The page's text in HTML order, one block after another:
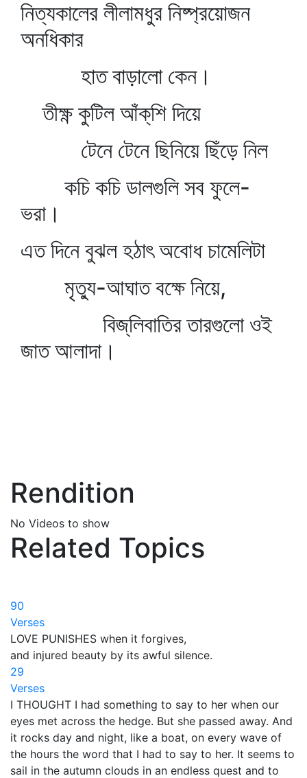
নিত্যকালের লীলামধুর নিষ্প্রয়োজন
অনধিকার
হাত বাড়ালো কেন।
তীক্ষ্ণ কুটিল আঁক্‌শি দিয়ে
টেনে টেনে ছিনিয়ে ছিঁড়ে নিল
কচি কচি ডালগুলি সব ফুলে-
ভরা।
এত দিনে বুঝল হঠাৎ অবোধ চামেলিটা
মৃত্যু-আঘাত বক্ষে নিয়ে,
বিজ্‌লিবাতির তারগুলো ওই
জাত আলাদা।
Rendition
No Videos to show
Related Topics
90
Verses
LOVE PUNISHES when it forgives,
and injured beauty by its awful silence.
29
Verses
I THOUGHT I had something to say to her when our
eyes met across the hedge. But she passed away. And
it rocks day and night, like a boat, on every wave of
the hours the word that I had to say to her. It seems to
sail in the autumn clouds in an endless quest and to